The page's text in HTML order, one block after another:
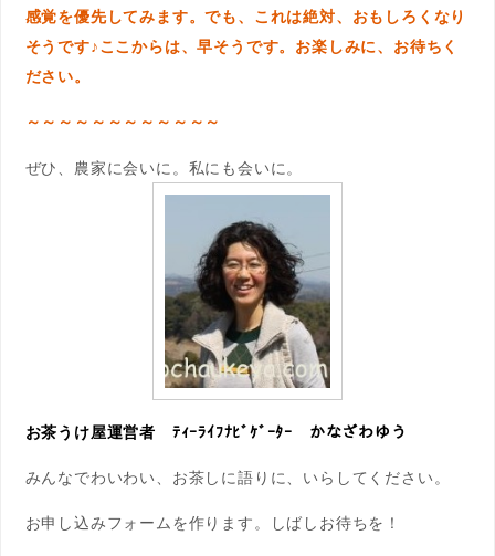
感覚を優先してみます。でも、これは絶対、おもしろくなり
そうです♪ここからは、早そう です。お楽しみに、お待ちく
ださい。
～～～～～～～～～～～～
ぜひ、農家に会いに。私にも会いに。
お茶うけ屋運営者 ﾃｨｰﾗｲﾌﾅﾋﾞｹﾞｰﾀｰ かなざわゆう
みんなでわいわい、お茶しに語りに、いらしてください。
お申し込みフォームを作ります。しばしお待ちを！